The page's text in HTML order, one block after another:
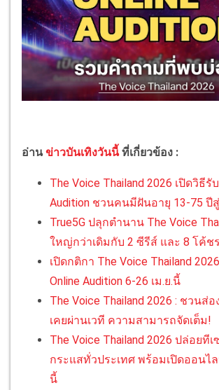
อ่านข่าวบันเทิงวันนี้ ที่เกี่ยวข้อง :
The Voice Thailand 2026 เปิดวิธีรั
Audition ชวนคนมีฝันอายุ 13-75 ปี
True5G ปลุกตำนาน The Voice
ใหญ่กว่าเดิมกับ 2 ซีรีส์ และ 8 โค้ช
เปิดกติกา The Voice Thailand
Online Audition 6-26 เม.ย.นี้
The Voice Thailand 2026 : ชวนส่
เคยผ่านเวที ความสามารถจัดเต็ม!
The Voice Thailand 2026 ปล่อยทีเ
กระแสทั่วประเทศ พร้อมเปิดออนไ
นี้